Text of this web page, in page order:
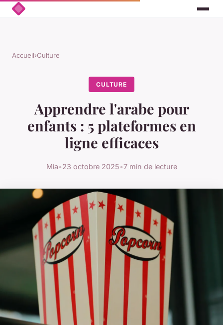
Accueil›Culture
CULTURE
Apprendre l'arabe pour
enfants : 5 plateformes en
ligne efficaces
Mia•23 octobre 2025•7 min de lecture